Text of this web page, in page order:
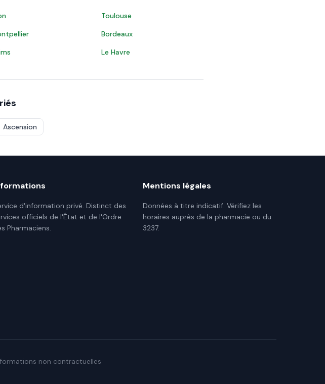
Toulouse
Bordeaux
Le Havre
Ascension
d'information privé. Distinct des
officiels de l'État et de l'Ordre
Pharmaciens.
Mentions légales
Données à titre indicatif. Vérifiez les
horaires auprès de la pharmacie ou du
3237.
non contractuelles